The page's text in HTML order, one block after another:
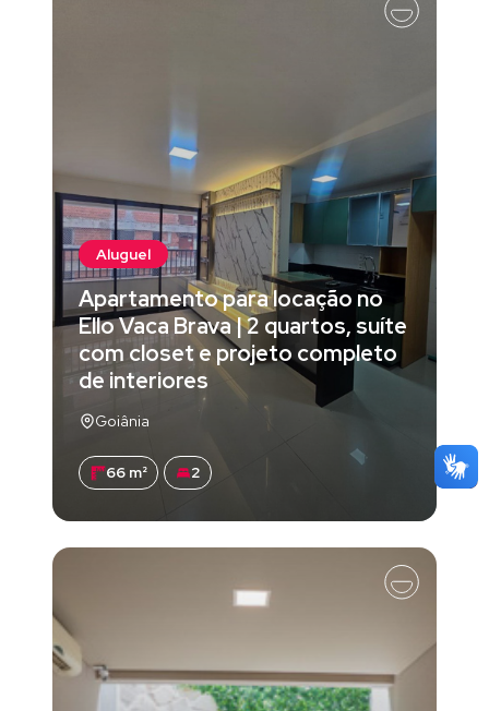
Aluguel
Apartamento para locação no
Ello Vaca Brava | 2 quartos, suíte
com closet e projeto completo
de interiores
Goiânia
66 m² 2